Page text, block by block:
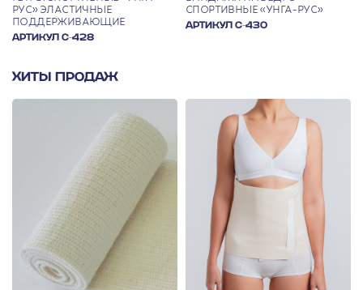
РУС» ЭЛАСТИЧНЫЕ
ПОДДЕРЖИВАЮЩИЕ
АРТИКУЛ С-428
СПОРТИВНЫЕ «УНГА-РУС»
АРТИКУЛ С-430
ХИТЫ ПРОДАЖ